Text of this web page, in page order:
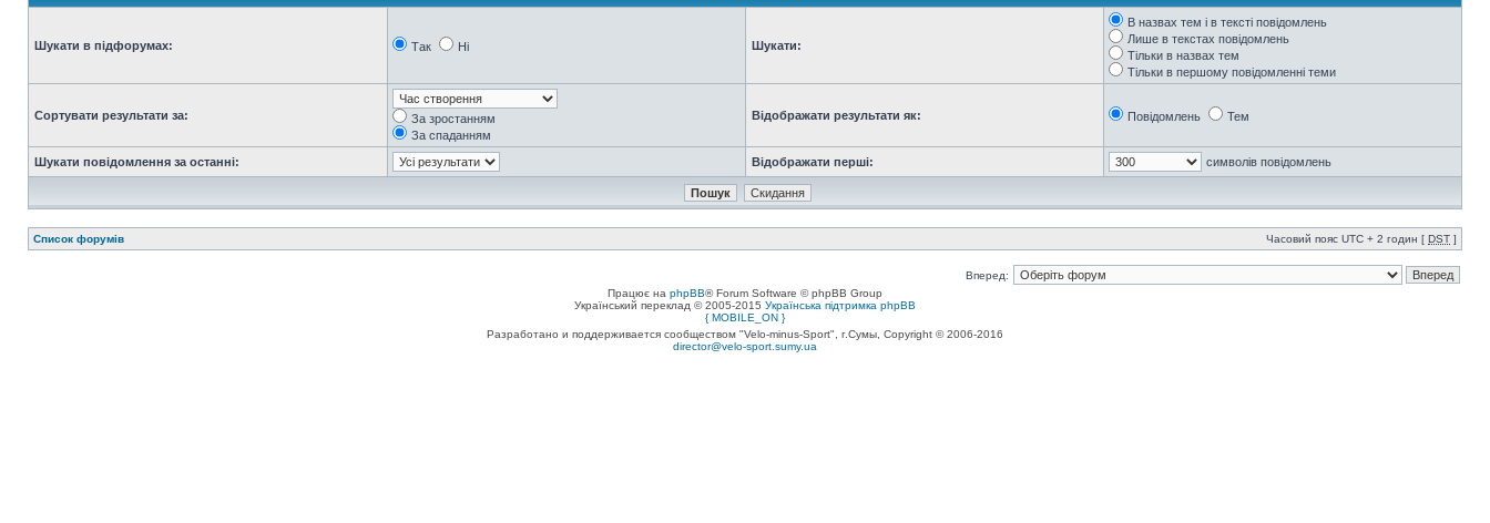
Шукати в підфорумах: Так Ні Шукати:
В назвах тем і в тексті повідомлень
Лише в текстах повідомлень
Тільки в назвах тем
Тільки в першому повідомленні теми
Сортувати результати за:
За зростанням
За спаданням
Відображати результати як: Повідомлень Тем
Шукати повідомлення за останні: Відображати перші: символів повідомлень
Список форумів Часовий пояс UTC + 2 годин [ DST ]
Вперед:
Працює на phpBB® Forum Software © phpBB Group
Український переклад © 2005-2015 Українська підтримка phpBB
{ MOBILE_ON }
Разработано и поддерживается сообществом "Velo-minus-Sport", г.Сумы, Copyright © 2006-2016
director@velo-sport.sumy.ua